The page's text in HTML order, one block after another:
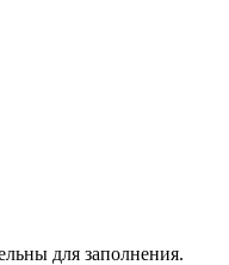
для заполнения.